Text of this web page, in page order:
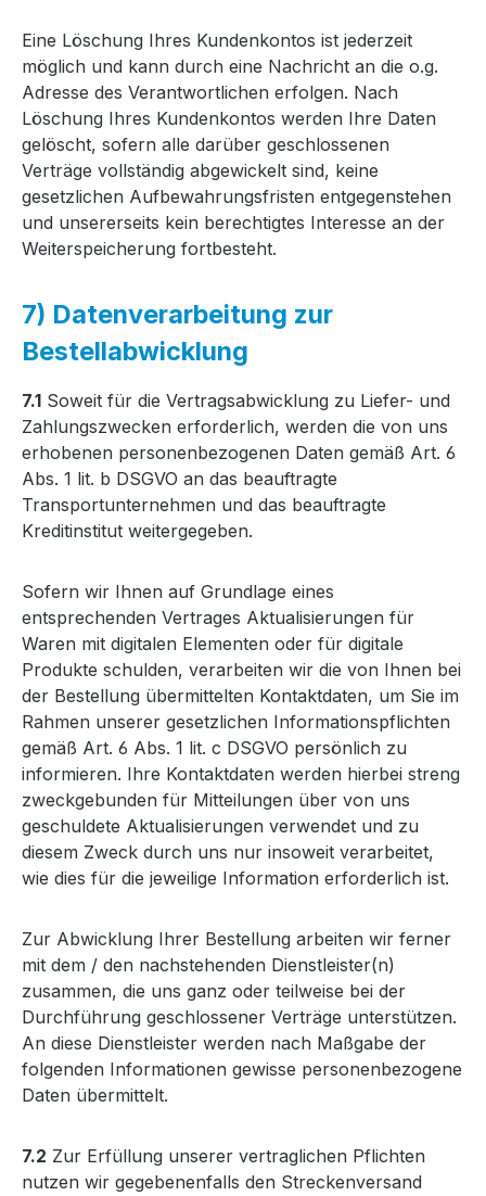
Eine Löschung Ihres Kundenkontos ist jederzeit
möglich und kann durch eine Nachricht an die o.g.
Adresse des Verantwortlichen erfolgen. Nach
Löschung Ihres Kundenkontos werden Ihre Daten
gelöscht, sofern alle darüber geschlossenen
Verträge vollständig abgewickelt sind, keine
gesetzlichen Aufbewahrungsfristen entgegenstehen
und unsererseits kein berechtigtes Interesse an der
Weiterspeicherung fortbesteht.
7) Datenverarbeitung zur
Bestellabwicklung
7.1 Soweit für die Vertragsabwicklung zu Liefer- und
Zahlungszwecken erforderlich, werden die von uns
erhobenen personenbezogenen Daten gemäß Art. 6
Abs. 1 lit. b DSGVO an das beauftragte
Transportunternehmen und das beauftragte
Kreditinstitut weitergegeben.
Sofern wir Ihnen auf Grundlage eines
entsprechenden Vertrages Aktualisierungen für
Waren mit digitalen Elementen oder für digitale
Produkte schulden, verarbeiten wir die von Ihnen bei
der Bestellung übermittelten Kontaktdaten, um Sie im
Rahmen unserer gesetzlichen Informationspflichten
gemäß Art. 6 Abs. 1 lit. c DSGVO persönlich zu
informieren. Ihre Kontaktdaten werden hierbei streng
zweckgebunden für Mitteilungen über von uns
geschuldete Aktualisierungen verwendet und zu
diesem Zweck durch uns nur insoweit verarbeitet,
wie dies für die jeweilige Information erforderlich ist.
Zur Abwicklung Ihrer Bestellung arbeiten wir ferner
mit dem / den nachstehenden Dienstleister(n)
zusammen, die uns ganz oder teilweise bei der
Durchführung geschlossener Verträge unterstützen.
An diese Dienstleister werden nach Maßgabe der
folgenden Informationen gewisse personenbezogene
Daten übermittelt.
7.2 Zur Erfüllung unserer vertraglichen Pflichten
nutzen wir gegebenenfalls den Streckenversand